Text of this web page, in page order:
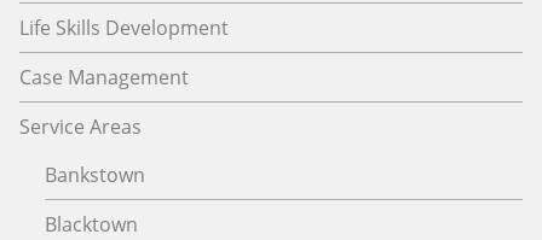
Life Skills Development
Case Management
Service Areas
Bankstown
Blacktown